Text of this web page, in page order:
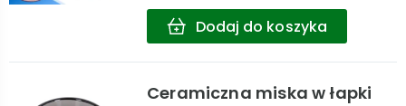
Dodaj do koszyka
Ceramiczna miska w łapki